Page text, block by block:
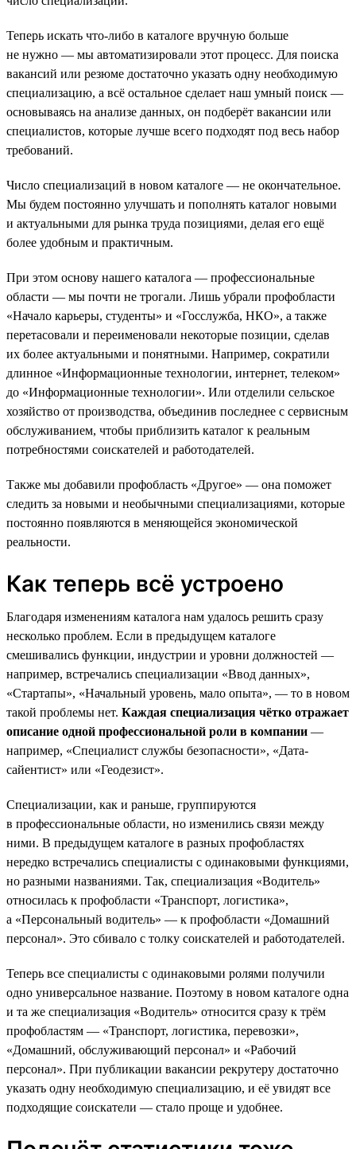
Теперь искать что-либо в каталоге вручную больше
не нужно — мы автоматизировали этот процесс. Для поиска
вакансий или резюме достаточно указать одну необходимую
специализацию, а всё остальное сделает наш умный поиск —
основываясь на анализе данных, он подберёт вакансии или
специалистов, которые лучше всего подходят под весь набор
требований.
Число специализаций в новом каталоге — не окончательное.
Мы будем постоянно улучшать и пополнять каталог новыми
и актуальными для рынка труда позициями, делая его ещё
более удобным и практичным.
При этом основу нашего каталога — профессиональные
области — мы почти не трогали. Лишь убрали профобласти
«Начало карьеры, студенты» и «Госслужба, НКО», а также
перетасовали и переименовали некоторые позиции, сделав
их более актуальными и понятными. Например, сократили
длинное «Информационные технологии, интернет, телеком»
до «Информационные технологии». Или отделили сельское
хозяйство от производства, объединив последнее с сервисным
обслуживанием, чтобы приблизить каталог к реальным
потребностями соискателей и работодателей.
Также мы добавили профобласть «Другое» — она поможет
следить за новыми и необычными специализациями, которые
постоянно появляются в меняющейся экономической
реальности.
Как теперь всё устроено
Благодаря изменениям каталога нам удалось решить сразу
несколько проблем. Если в предыдущем каталоге
смешивались функции, индустрии и уровни должностей —
например, встречались специализации «Ввод данных»,
«Стартапы», «Начальный уровень, мало опыта», — то в новом
такой проблемы нет. Каждая специализация чётко отражает
описание одной профессиональной роли в компании —
например, «Специалист службы безопасности», «Дата-
сайентист» или «Геодезист».
Специализации, как и раньше, группируются
в профессиональные области, но изменились связи между
ними. В предыдущем каталоге в разных профобластях
нередко встречались специалисты с одинаковыми функциями,
но разными названиями. Так, специализация «Водитель»
относилась к профобласти «Транспорт, логистика»,
а «Персональный водитель» — к профобласти «Домашний
персонал». Это сбивало с толку соискателей и работодателей.
Теперь все специалисты с одинаковыми ролями получили
одно универсальное название. Поэтому в новом каталоге одна
и та же специализация «Водитель» относится сразу к трём
профобластям — «Транспорт, логистика, перевозки»,
«Домашний, обслуживающий персонал» и «Рабочий
персонал». При публикации вакансии рекрутеру достаточно
указать одну необходимую специализацию, и её увидят все
подходящие соискатели — стало проще и удобнее.